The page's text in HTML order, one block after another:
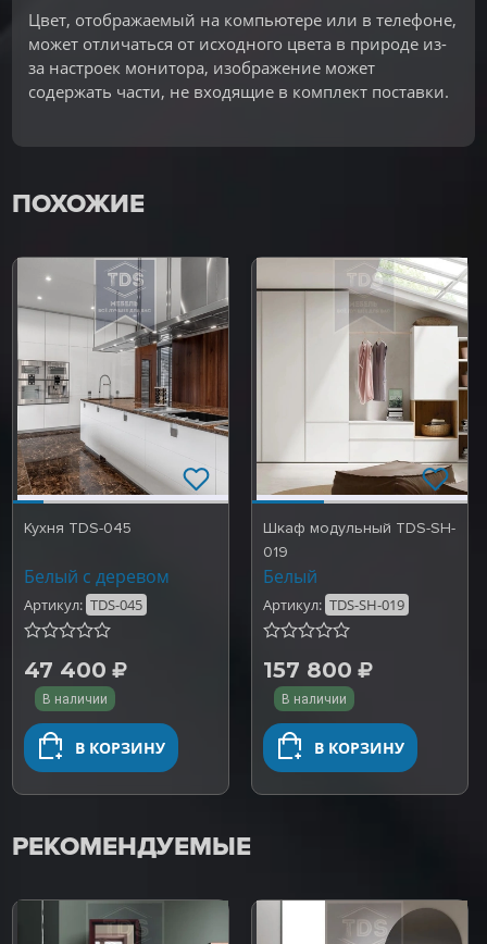
Цвет, отображаемый на компьютере или в телефоне,
может отличаться от исходного цвета в природе из-
за настроек монитора, изображение может
содержать части, не входящие в комплект поставки.
ПОХОЖИЕ
Кухня TDS-045
Белый с деревом
Артикул: TDS-045
47 400
В наличии
В КОРЗИНУ
Шкаф модульный TDS-SH-
019
Белый
Артикул: TDS-SH-019
157 800
В наличии
В КОРЗИНУ
РЕКОМЕНДУЕМЫЕ